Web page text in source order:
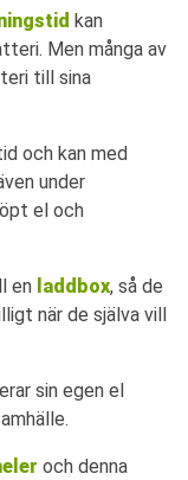
kan
Men många av
till sina
och kan med
under
el och
en laddbox, så de
när de själva vill
sin egen el
och denna